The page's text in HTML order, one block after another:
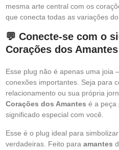
mesma arte central com os
que conecta todas as variações do
💬 Conecte-se com o
Corações dos Amantes
Esse plug não é apenas uma joia
conexões importantes. Seja para
relacionamento ou sua própria
Corações dos Amantes é a peça
significado especial com você.
Esse é o plug ideal para
verdadeiras. Feito para amantes